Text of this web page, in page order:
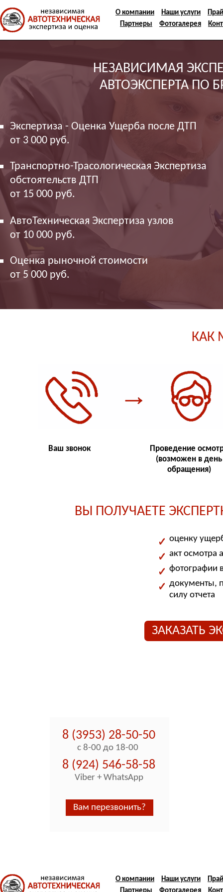
О компании Наши услуги
Партнеры
Фотогалерея
НЕЗАВИСИМАЯ
АВТОЭКСПЕРТА ПО
Экспертиза - Оценка Ущерба после ДТП
от 3 000 руб.
Транспортно-Трасологическая Экспертиза
обстоятельств ДТП
от 15 000 руб.
АвтоТехническая Экспертиза узлов
от 10 000 руб.
Оценка рыночной стоимости
от 5 000 руб.
КАК
Ваш звонок
Проведение
(возможен в день
обращения)
ВЫ ПОЛУЧАЕТЕ
оценку
акт осмотра
фотографии
документы,
силу отчета
ЗАКАЗАТЬ
8 (3953) 28-50-50
c 8-00 до 18-00
8 (924) 546-58-58
Viber + WhatsApp
Вам перезвонить?
О компании Наши услуги
Ваше имя (обязательно)